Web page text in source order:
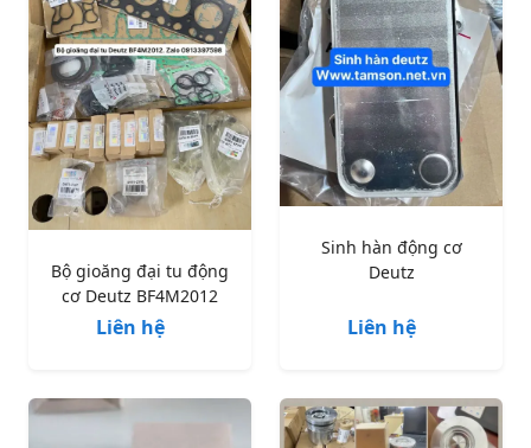
Bộ gioăng đại tu động
cơ Deutz BF4M2012
Liên hệ
Sinh hàn động cơ
Deutz
Liên hệ